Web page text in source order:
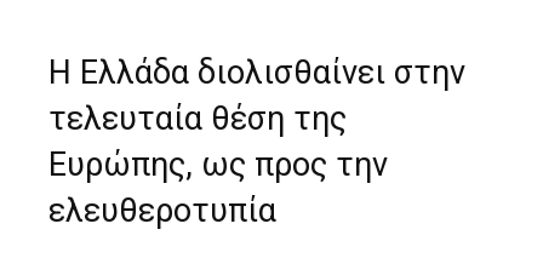
H Ελλάδα διολισθαίνει στην
τελευταία θέση της
Ευρώπης, ως προς την
ελευθεροτυπία